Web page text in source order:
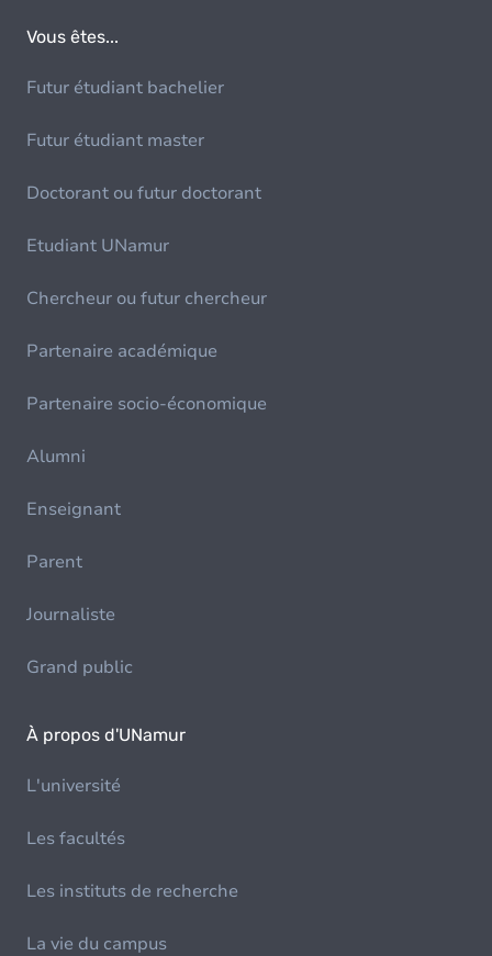
Vous êtes...
Futur étudiant bachelier
Futur étudiant master
Doctorant ou futur doctorant
Etudiant UNamur
Chercheur ou futur chercheur
Partenaire académique
Partenaire socio-économique
Alumni
Enseignant
Parent
Journaliste
Grand public
À propos d'UNamur
L'université
Les facultés
Les instituts de recherche
La vie du campus